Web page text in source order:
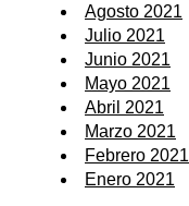
Agosto 2021
Julio 2021
Junio 2021
Mayo 2021
Abril 2021
Marzo 2021
Febrero 2021
Enero 2021